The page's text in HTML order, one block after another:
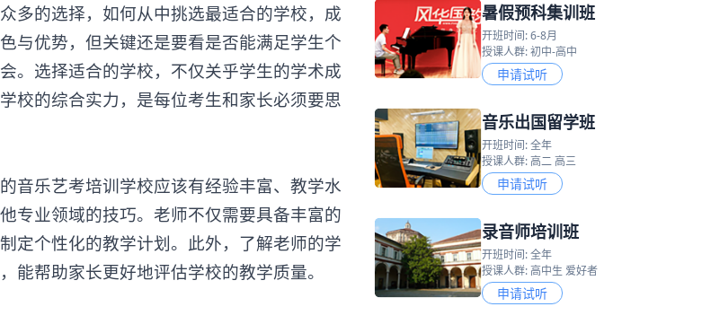
的选择，如何从中挑选最适合的学校，成
与优势，但关键还是要看是否能满足学生个
。选择适合的学校，不仅关乎学生的学术成
校的综合实力，是每位考生和家长必须要思
音乐艺考培训学校应该有经验丰富、教学水
专业领域的技巧。老师不仅需要具备丰富的
定个性化的教学计划。此外，了解老师的学
帮助家长更好地评估学校的教学质量。
暑假预科集训班
开班时间: 6-8月
授课人群: 初中-高中
申请试听
音乐出国留学班
开班时间: 全年
授课人群: 高二 高三
申请试听
录音师培训班
开班时间: 全年
授课人群: 高中生 爱好者
申请试听